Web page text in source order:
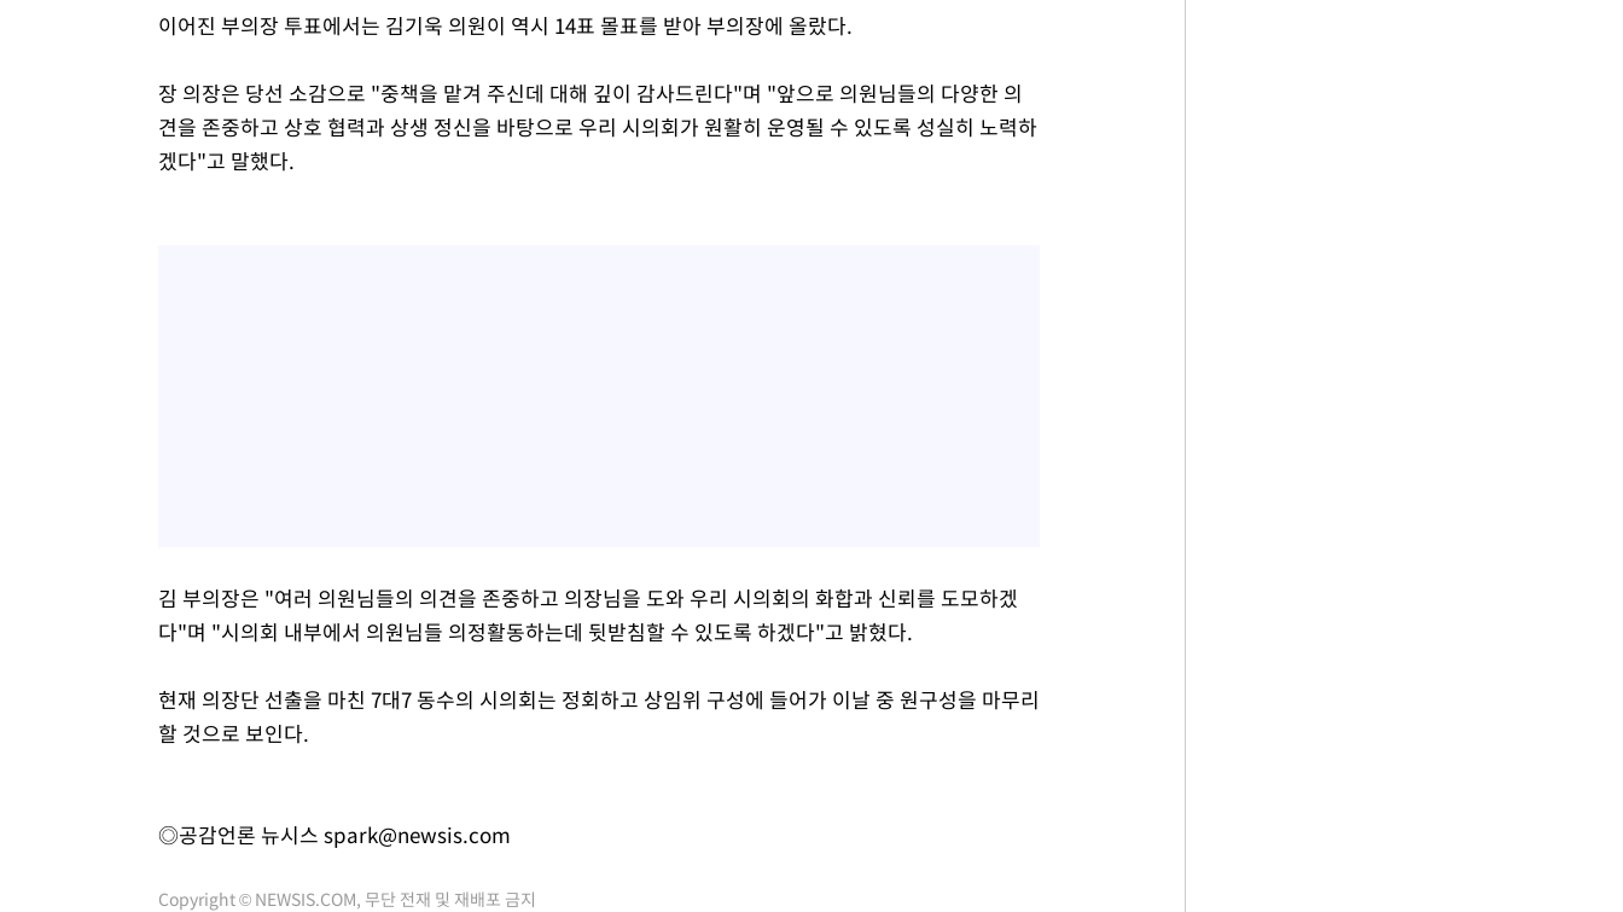
이어진 부의장 투표에서는 김기욱 의원이 역시 14표 몰표를 받아 부의장에 올랐다.
장 의장은 당선 소감으로 "중책을 맡겨 주신데 대해 깊이 감사드린다"며 "앞으로 의원님들의 다양한 의
견을 존중하고 상호 협력과 상생 정신을 바탕으로 우리 시의회가 원활히 운영될 수 있도록 성실히 노력하
겠다"고 말했다.
김 부의장은 "여러 의원님들의 의견을 존중하고 의장님을 도와 우리 시의회의 화합과 신뢰를 도모하겠
다"며 "시의회 내부에서 의원님들 의정활동하는데 뒷받침할 수 있도록 하겠다"고 밝혔다.
현재 의장단 선출을 마친 7대7 동수의 시의회는 정회하고 상임위 구성에 들어가 이날 중 원구성을 마무리
할 것으로 보인다.
◎공감언론 뉴시스 spark@newsis.com
Copyright © NEWSIS.COM, 무단 전재 및 재배포 금지